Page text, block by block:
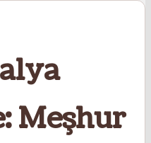
Meşhur